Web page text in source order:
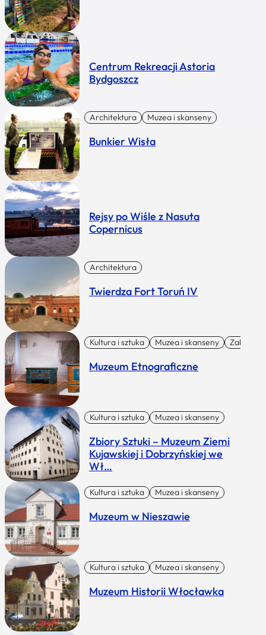
Centrum Rekreacji Astoria
Bydgoszcz
Architektura Muzea i skanseny
Bunkier Wisła
Rejsy po Wiśle z Nasuta
Copernicus
Architektura
Twierdza Fort Toruń IV
Kultura i sztuka Muzea i skanseny Zabytki I
Muzeum Etnograficzne
Kultura i sztuka Muzea i skanseny
Zbiory Sztuki – Muzeum Ziemi
Kujawskiej i Dobrzyńskiej we
Wł…
Kultura i sztuka Muzea i skanseny
Muzeum w Nieszawie
Kultura i sztuka Muzea i skanseny
Muzeum Historii Włocławka